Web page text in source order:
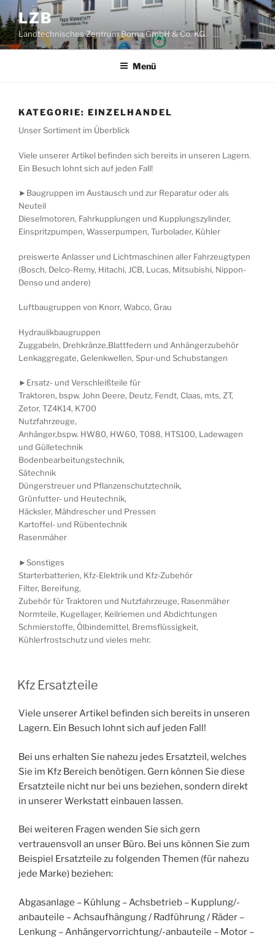
Zum
Inhalt
springen
LZB
Landtechnisches Zentrum Borna GmbH & Co. KG
Menü
KATEGORIE: EINZELHANDEL
Unser Sortiment im Überblick
Viele unserer Artikel befinden sich bereits in unseren Lagern.
Ein Besuch lohnt sich auf jeden Fall!
►Baugruppen im Austausch und zur Reparatur oder als
Neuteil
Dieselmotoren, Fahrkupplungen und Kupplungszylinder,
Einspritzpumpen, Wasserpumpen, Turbolader, Kühler
preiswerte Anlasser und Lichtmaschinen aller Fahrzeugtypen
(Bosch, Delco-Remy, Hitachi, JCB, Lucas, Mitsubishi, Nippon-
Denso und andere)
Luftbaugruppen von Knorr, Wabco, Grau
Hydraulikbaugruppen
Zuggabeln, Drehkränze,Blattfedern und Anhängerzubehör
Lenkaggregate, Gelenkwellen, Spur-und Schubstangen
►Ersatz- und Verschleißteile für
Traktoren, bspw. John Deere, Deutz, Fendt, Claas, mts, ZT,
Zetor, TZ4K14, K700
Nutzfahrzeuge,
Anhänger,bspw. HW80, HW60, T088, HTS100, Ladewagen
und Gülletechnik
Bodenbearbeitungstechnik,
Sätechnik
Düngerstreuer und Pflanzenschutztechnik,
Grünfutter- und Heutechnik,
Häcksler, Mähdrescher und Pressen
Kartoffel- und Rübentechnik
Rasenmäher
►Sonstiges
Starterbatterien, Kfz-Elektrik und Kfz-Zubehör
Filter, Bereifung,
Zubehör für Traktoren und Nutzfahrzeuge, Rasenmäher
Normteile, Kugellager, Keilriemen und Abdichtungen
Schmierstoffe, Ölbindemittel, Bremsflüssigkeit,
Kühlerfrostschutz und vieles mehr.
Kfz Ersatzteile
Viele unserer Artikel befinden sich bereits in unseren
Lagern. Ein Besuch lohnt sich auf jeden Fall!
Bei uns erhalten Sie nahezu jedes Ersatzteil, welches
Sie im Kfz Bereich benötigen. Gern können Sie diese
Ersatzteile nicht nur bei uns beziehen, sondern direkt
in unserer Werkstatt einbauen lassen.
Bei weiteren Fragen wenden Sie sich gern
vertrauensvoll an unser Büro. Bei uns können Sie zum
Beispiel Ersatzteile zu folgenden Themen (für nahezu
jede Marke) beziehen:
Abgasanlage – Kühlung – Achsbetrieb – Kupplung/-
anbauteile – Achsaufhängung / Radführung / Räder –
Lenkung – Anhängervorrichtung/-anbauteile – Motor –